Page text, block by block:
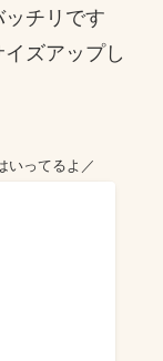
チリです
ズアップし
いってるよ／